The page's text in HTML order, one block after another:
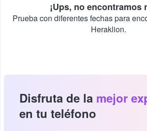
¡Ups, no encontramos
Prueba con diferentes fechas para
Heraklion.
Disfruta de la mejor
en tu teléfono